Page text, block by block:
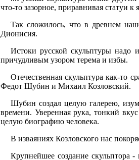
что-то зазорное, приравнивая статуи
Так сложилось, что в древнем
Дионисия.
Истоки русской скульптуры надо
причудливым узором терема и избы.
Отечественная скульптура как-то
Федот Шубин и Михаил Козловский.
Шубин создал целую галерею,
времени. Уверенная рука, тонкий
целую биографию человека.
В изваяниях Козловского нас
Крупнейшее создание скульптора